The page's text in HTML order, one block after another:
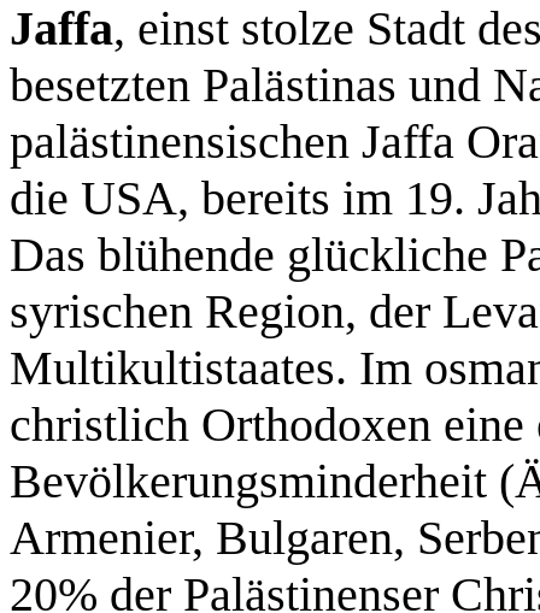
Jaffa, einst stolze Stadt
besetzten Palästinas und
palästinensischen Jaffa
die USA, bereits im 19.
Das blühende glückliche
syrischen Region, der
Multikultistaates. Im
christlich Orthodoxen eine
Bevölkerungsminderheit
Armenier, Bulgaren,
20% der Palästinenser